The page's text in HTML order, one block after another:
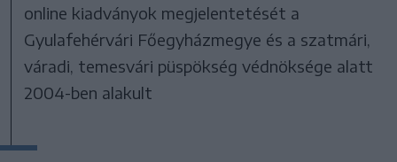
online kiadványok megjelentetését a
Gyulafehérvári Főegyházmegye és a szatmári,
váradi, temesvári püspökség védnöksége alatt
2004-ben alakult